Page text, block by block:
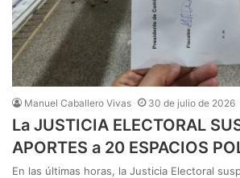
Manuel Caballero Vivas 30 de julio de 2026
La JUSTICIA ELECTORAL
APORTES a 20 ESPACIOS
En las últimas horas, la Justicia Electoral